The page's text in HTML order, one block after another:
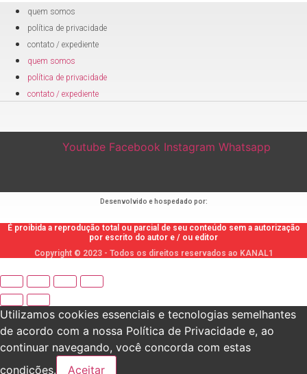
quem somos
política de privacidade
contato / expediente
quem somos
política de privacidade
contato / expediente
Youtube Facebook Instagram Whatsapp
Desenvolvido e hospedado por:
É proibida a reprodução total ou parcial de seu conteúdo sem a autorização
por escrito do autor e / ou editor
Copyright © 2023 - Todos os direitos reservados ao KANAL1
Utilizamos cookies essenciais e tecnologias semelhantes
de acordo com a nossa Política de Privacidade e, ao
continuar navegando, você concorda com estas
condições.
Aceitar